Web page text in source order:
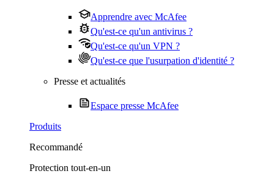
Apprendre avec McAfee
Qu'est-ce qu'un antivirus ?
Qu'est-ce qu'un VPN ?
Qu'est-ce que l'usurpation d'identité ?
Presse et actualités
Espace presse McAfee
Produits
Recommandé
Protection tout-en-un